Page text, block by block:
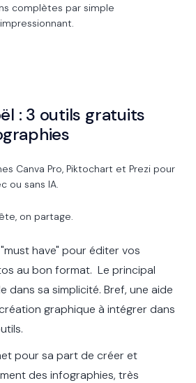
complètes par simple
: 3 outils gratuits
Canva Pro, Piktochart et Prezi pour
ou sans IA.
on partage.
have" pour éditer vos
au bon format. Le principal
dans sa simplicité. Bref, une aide
graphique à intégrer dans
pour sa part de créer et
des infographies, très